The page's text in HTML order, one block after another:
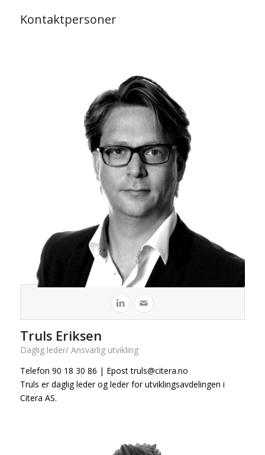
Kontaktpersoner
Truls Eriksen
Daglig leder/ Ansvarlig utvikling
Telefon 90 18 30 86 | Epost truls@citera.no
Truls er daglig leder og leder for utviklingsavdelingen i
Citera AS.